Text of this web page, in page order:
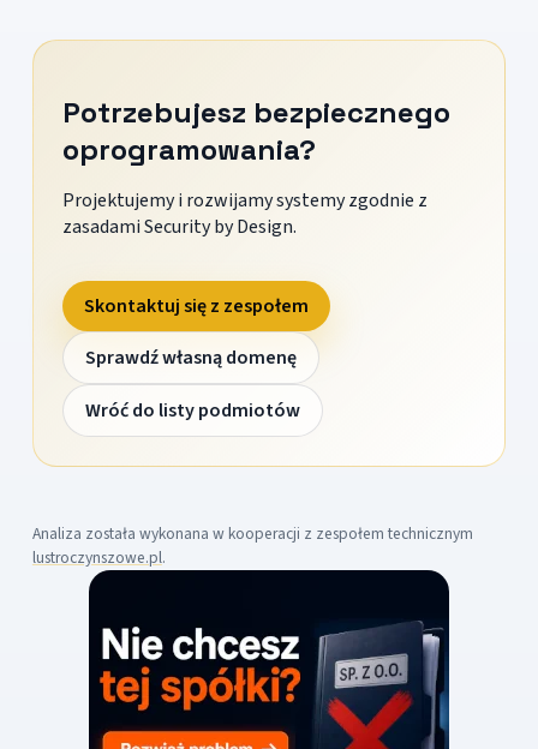
Potrzebujesz bezpiecznego
oprogramowania?
Projektujemy i rozwijamy systemy zgodnie z
zasadami Security by Design.
Skontaktuj się z zespołem
Sprawdź własną domenę
Wróć do listy podmiotów
Analiza została wykonana w kooperacji z zespołem technicznym
lustroczynszowe.pl.